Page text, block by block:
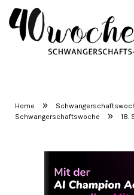
Home »
Schwangerschaftswoche
» 18.